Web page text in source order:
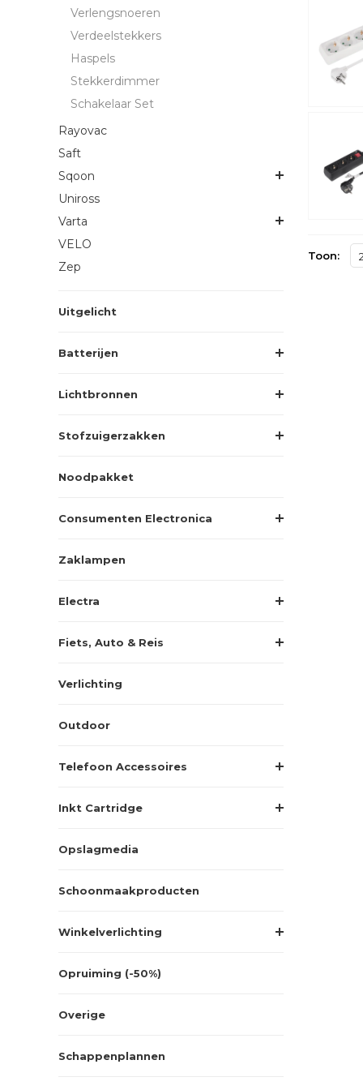
Verlengsnoeren
Verdeelstekkers
Haspels
Stekkerdimmer
Schakelaar Set
Rayovac
Saft
Sqoon
Uniross
Varta
VELO
Zep
Uitgelicht
Batterijen
Lichtbronnen
Stofzuigerzakken
Noodpakket
Consumenten Electronica
Zaklampen
Electra
Fiets, Auto & Reis
Verlichting
Outdoor
Telefoon Accessoires
Inkt Cartridge
Opslagmedia
Schoonmaakproducten
Winkelverlichting
Opruiming (-50%)
Overige
Schappenplannen
Toon: